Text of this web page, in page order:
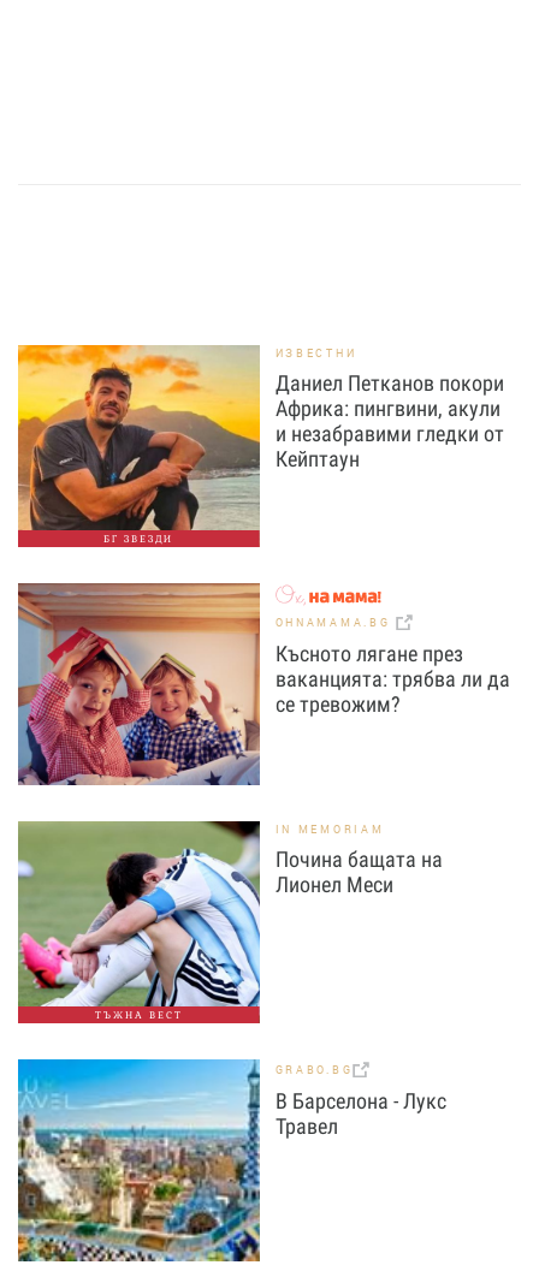
БГ ЗВЕЗДИ
ИЗВЕСТНИ
Даниел Петканов покори
Африка: пингвини, акули
и незабравими гледки от
Кейптаун
OHNAMAMA.BG
Късното лягане през
ваканцията: трябва ли да
се тревожим?
ТЪЖНА ВЕСТ
IN MEMORIAM
Почина бащата на
Лионел Меси
GRABO.BG
В Барселона - Лукс
Травел